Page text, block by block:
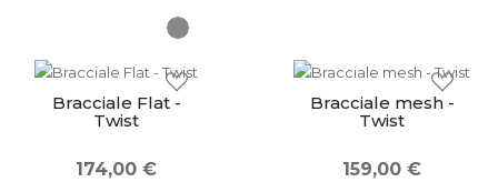
Bracciale Flat -
Twist
174,00 €
Bracciale mesh -
Twist
159,00 €